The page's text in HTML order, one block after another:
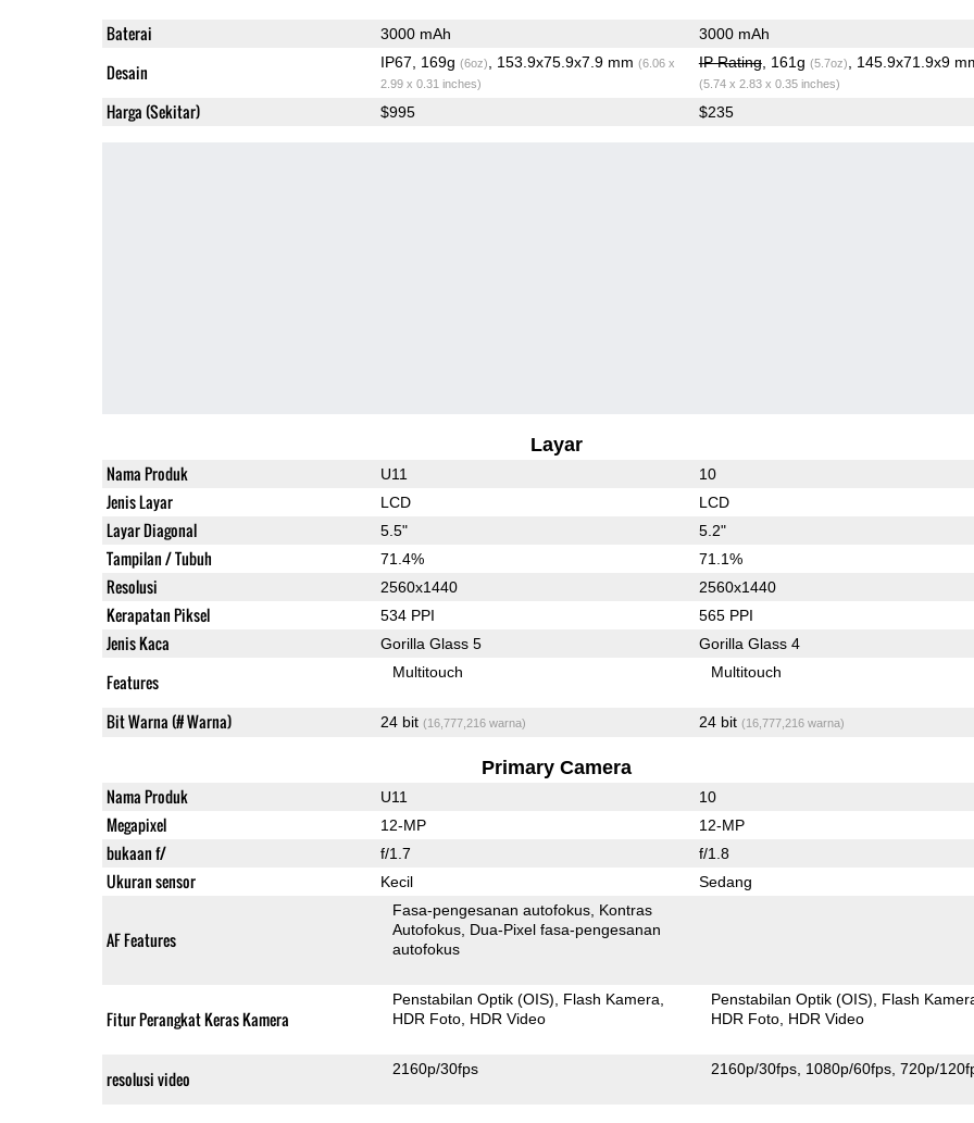
Baterai 3000 mAh 3000 mAh
Desain IP67, 169g (6oz) , 153.9x75.9x7.9 mm (6.06 x
2.99 x 0.31 inches)
IP Rating, 161g (5.7oz) , 145.9x71.9x9
(5.74 x 2.83 x 0.35 inches)
Harga (Sekitar) $995 $235
Layar
Nama Produk U11 10
Jenis Layar LCD LCD
Layar Diagonal 5.5" 5.2"
Tampilan / Tubuh 71.4% 71.1%
Resolusi 2560x1440 2560x1440
Kerapatan Piksel 534 PPI 565 PPI
Jenis Kaca Gorilla Glass 5 Gorilla Glass 4
Features Multitouch Multitouch
Bit Warna (# Warna) 24 bit (16,777,216 warna) 24 bit (16,777,216 warna)
Primary Camera
Nama Produk U11 10
Megapixel 12-MP 12-MP
bukaan f/ f/1.7 f/1.8
Ukuran sensor Kecil Sedang
AF Features
Fasa-pengesanan autofokus Kontras
Autofokus Dua-Pixel fasa-pengesanan
autofokus
Fitur Perangkat Keras Kamera
Penstabilan Optik (OIS)
Flash Kamera
HDR Foto HDR Video
Penstabilan Optik (OIS)
Flash
HDR Foto HDR Video
resolusi video 2160p/30fps 2160p/30fps 1080p/60fps 720p/